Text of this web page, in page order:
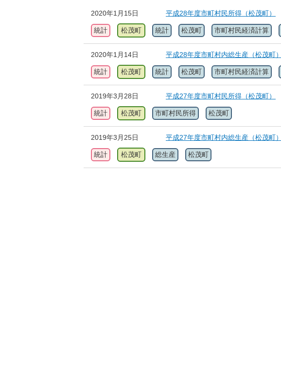
2020年1月15日 平成28年度市町村民所得（松茂町）
統計 松茂町 統計 松茂町 市町村民経済計算
2020年1月14日 平成28年度市町村内総生産（松茂町）
統計 松茂町 統計 松茂町 市町村民経済計算
2019年3月28日 平成27年度市町村民所得（松茂町）
統計 松茂町 市町村民所得 松茂町
2019年3月25日 平成27年度市町村内総生産（松茂町）
統計 松茂町 総生産 松茂町